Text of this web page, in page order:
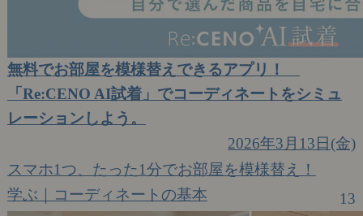
無料でお部屋を模様替えできるアプリ！
「Re:CENO AI試着」でコーディネートをシミュ
レーションしよう。
2026年3月13日(金)
スマホ1つ、たった1分でお部屋を模様替え！
学ぶ｜コーディネートの基本
13